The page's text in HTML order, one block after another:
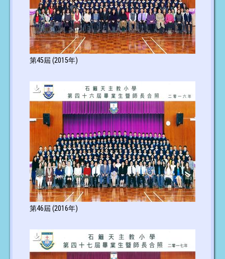
第45屆 (2015年)
第46屆 (2016年)